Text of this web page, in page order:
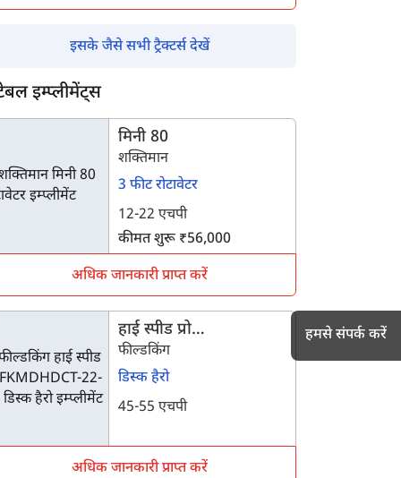
इसके जैसे सभी ट्रैक्टर्स देखें
इम्प्लीमेंट्स
मिनी 80
शक्तिमान
3 फीट रोटावेटर
12-22 एचपी
कीमत शुरू ₹56,000
अधिक जानकारी प्राप्त करें
हाई स्पीड प्रो
FKMDHDCT-22-12
फील्डकिंग
डिस्क हैरो
45-55 एचपी
अधिक जानकारी प्राप्त करें
हमसे संपर्क करें